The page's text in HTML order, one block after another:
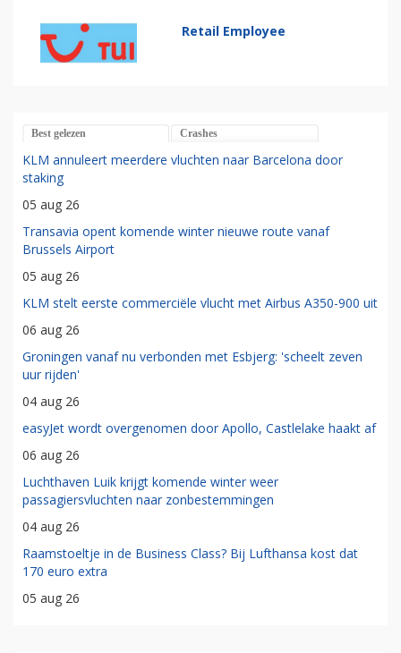
Retail Employee
Best gelezen Crashes
KLM annuleert meerdere vluchten naar Barcelona door
staking
05 aug 26
Transavia opent komende winter nieuwe route vanaf
Brussels Airport
05 aug 26
KLM stelt eerste commerciële vlucht met Airbus A350-900 uit
06 aug 26
Groningen vanaf nu verbonden met Esbjerg: 'scheelt zeven
uur rijden'
04 aug 26
easyJet wordt overgenomen door Apollo, Castlelake haakt af
06 aug 26
Luchthaven Luik krijgt komende winter weer
passagiersvluchten naar zonbestemmingen
04 aug 26
Raamstoeltje in de Business Class? Bij Lufthansa kost dat
170 euro extra
05 aug 26